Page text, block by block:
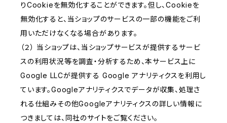
りCookieを無効化することができます。但し、Cookieを
無効化すると、当ショップのサービスの一部の機能をご利
用いただけなくなる場合があります。
（２） 当ショップは、当ショップサービスが提供するサービ
スの利用状況等を調査・分析するため、本サービス上に
Google LLCが提供する Google アナリティクスを利用し
ています。Googleアナリティクスでデータが収集、処理さ
れる仕組みその他Googleアナリティクスの詳しい情報に
つきましては、同社のサイトをご覧ください。